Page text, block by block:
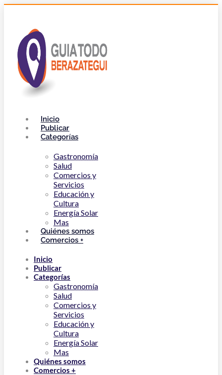
Inicio
Publicar
Categorías
Gastronomía
Salud
Comercios y
Servicios
Educación y
Cultura
Energía Solar
Mas
Quiénes somos
Comercios +
Inicio
Publicar
Categorías
Gastronomía
Salud
Comercios y
Servicios
Educación y
Cultura
Energía Solar
Mas
Quiénes somos
Comercios +